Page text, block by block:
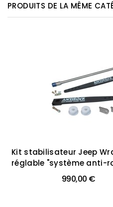
PRODUITS DE LA MÊME
Kit stabilisateur Jeep
réglable "système anti-
990,00 €